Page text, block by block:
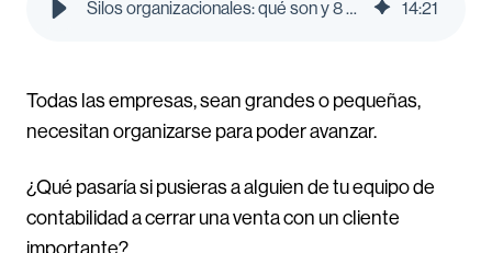
Silos organizacionales: qué son y 8 claves para evitarlos 14:21
Todas las empresas, sean grandes o pequeñas,
necesitan organizarse para poder avanzar.
¿Qué pasaría si pusieras a alguien de tu equipo de
contabilidad a cerrar una venta con un cliente
importante?